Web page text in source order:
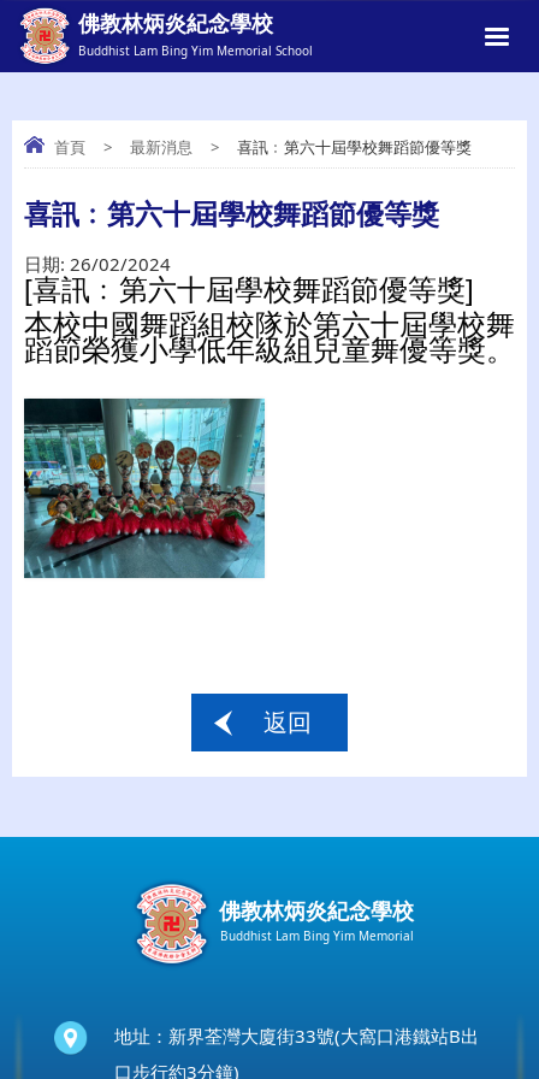
佛教林炳炎紀念學校
Buddhist Lam Bing Yim Memorial School
喜訊﹕第六十屆學校舞蹈節優等獎
首頁 > 最新消息 > 喜訊﹕第六十屆學校舞蹈節優等獎
喜訊﹕第六十屆學校舞蹈節優等獎
日期: 26/02/2024
[喜訊﹕第六十屆學校舞蹈節優等獎]
本校中國舞蹈組校隊於第六十屆學校舞
蹈節榮獲小學低年級組兒童舞優等獎。
返回
佛教林炳炎紀念學校
Buddhist Lam Bing Yim Memorial
地址：新界荃灣大廈街33號(大窩口港鐵站B出
口步行約3分鐘)